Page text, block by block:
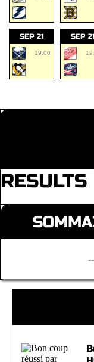
SEP 21
19:00
SEP 21
RESULTS